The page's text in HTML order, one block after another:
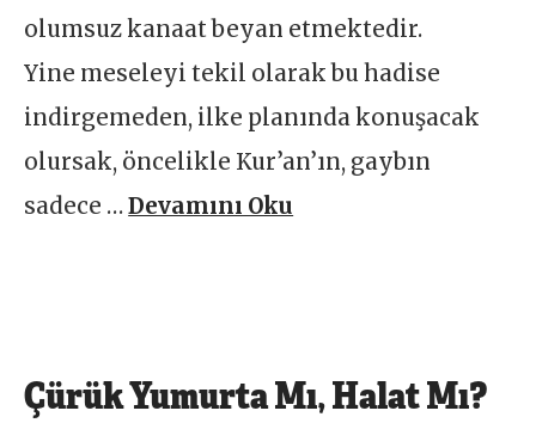
olumsuz kanaat beyan etmektedir.
Yine meseleyi tekil olarak bu hadise
indirgemeden, ilke planında konuşacak
olursak, öncelikle Kur’an’ın, gaybın
sadece …Devamını Oku
Çürük Yumurta Mı, Halat Mı?